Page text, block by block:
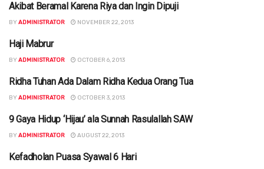
DAKWAH
Akibat Beramal Karena Riya dan Ingin Dipuji
BY ADMINISTRATOR NOVEMBER 22, 2013
DAKWAH
Haji Mabrur
BY ADMINISTRATOR OCTOBER 6, 2013
DAKWAH
Ridha Tuhan Ada Dalam Ridha Kedua Orang Tua
BY ADMINISTRATOR OCTOBER 3, 2013
DAKWAH
9 Gaya Hidup ‘Hijau’ ala Sunnah Rasulallah SAW
BY ADMINISTRATOR AUGUST 22, 2013
DAKWAH
Kefadholan Puasa Syawal 6 Hari